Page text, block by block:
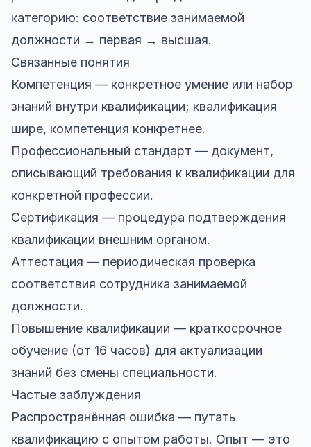
категорию: соответствие занимаемой
должности → первая → высшая.
Связанные понятия
Компетенция — конкретное умение или набор
знаний внутри квалификации; квалификация
шире, компетенция конкретнее.
Профессиональный стандарт — документ,
описывающий требования к квалификации для
конкретной профессии.
Сертификация — процедура подтверждения
квалификации внешним органом.
Аттестация — периодическая проверка
соответствия сотрудника занимаемой
должности.
Повышение квалификации — краткосрочное
обучение (от 16 часов) для актуализации
знаний без смены специальности.
Частые заблуждения
Распространённая ошибка — путать
квалификацию с опытом работы. Опыт — это